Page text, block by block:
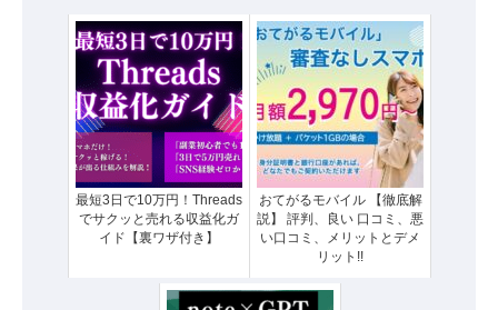
最短3日で10万円！Threads
でサクッと売れる収益化ガ
イド【裏ワザ付き】
おてがるモバイル 【徹底解
説】 評判、良い 口コミ、悪
い口コミ、メリットとデメ
リット!!